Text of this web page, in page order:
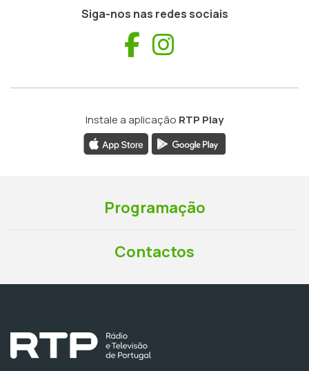
Siga-nos nas redes sociais
Facebook
Instale a aplicação RTP Play
Programação
Contactos